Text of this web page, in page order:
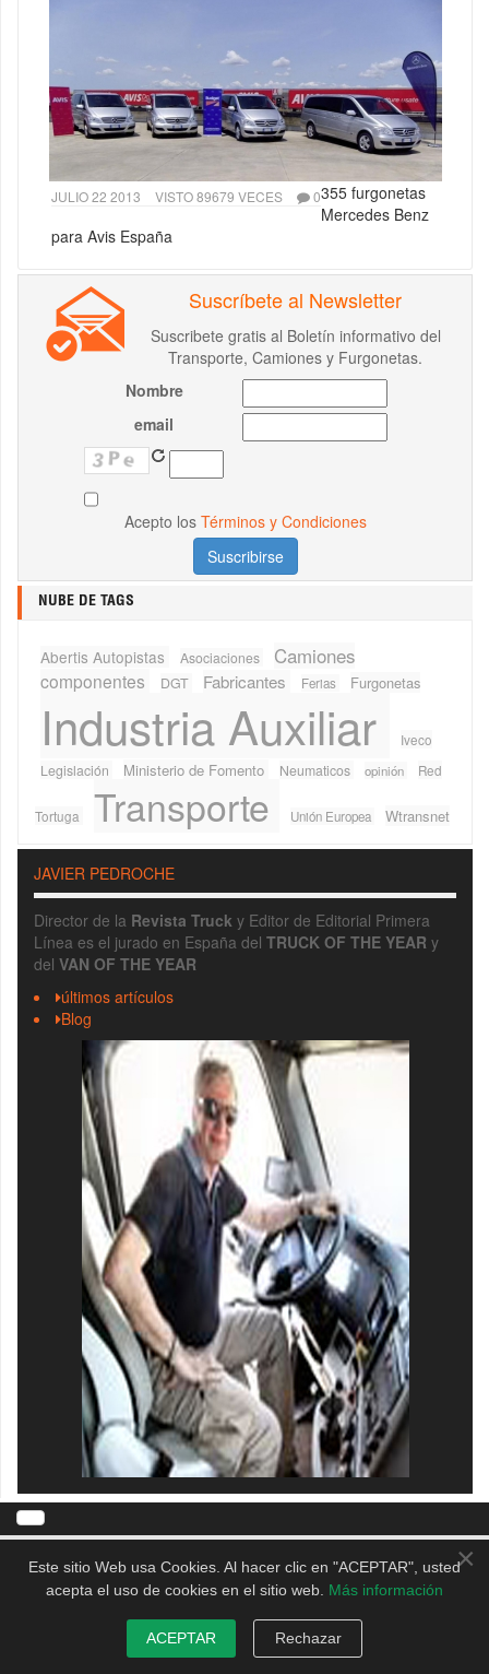
JULIO 22 2013 VISTO 89679 VECES 0355 furgonetas
Mercedes Benz
para Avis España
Suscríbete al Newsletter
Suscribete gratis al Boletín informativo del
Transporte, Camiones y Furgonetas.
Nombre
email
Acepto los Términos y Condiciones
NUBE DE TAGS
Abertis Autopistas Asociaciones Camiones
componentes DGT Fabricantes Ferias Furgonetas
Industria Auxiliar
Iveco
Legislación
Ministerio de Fomento Neumaticos opinión Red
Tortuga Transporte Unión Europea Wtransnet
JAVIER PEDROCHE
Director de la Revista Truck y Editor de Editorial Primera
Línea es el jurado en España del TRUCK OF THE YEAR y
del VAN OF THE YEAR
últimos artículos
Blog
×
Este sitio Web usa Cookies. Al hacer clic en "ACEPTAR", usted
acepta el uso de cookies en el sitio web. Más información
ACEPTAR Rechazar